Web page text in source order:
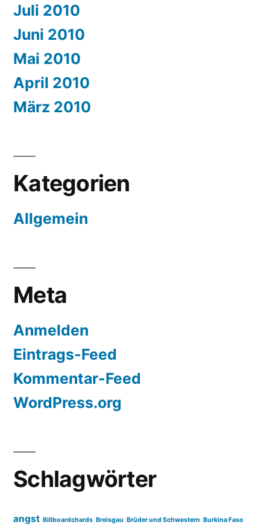
Juli 2010
Juni 2010
Mai 2010
April 2010
März 2010
Kategorien
Allgemein
Meta
Anmelden
Eintrags-Feed
Kommentar-Feed
WordPress.org
Schlagwörter
angst Billboardchards Breisgau Brüder und Schwestern Burkina Faso